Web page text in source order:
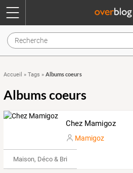
Accueil » Tags » Albums coeurs
Albums coeurs
Chez Mamigoz
Mamigoz
Maison, Déco & Bricolage